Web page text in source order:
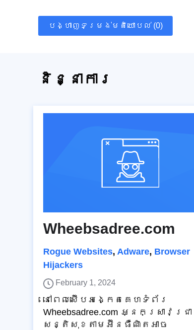
បង្ហាញទម្រង់មតិយោបល់ (0)
និន្នាការ
Wheebsadree.com
Rogue Websites, Adware, Browser
Hijackers
February 1, 2024
នៅពេលស៊ើបអង្កេតគេហទំព័រ
Wheebsadree.com អ្នកស្រាវជ្រ
សន្តិសុខតាមអ៊ីនធឺណិតអាច